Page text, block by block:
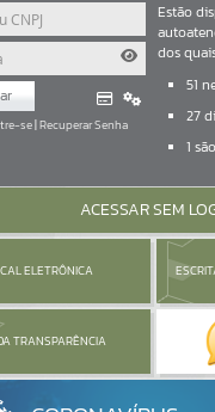
se|Recuperar Senha
Estão
dos
51
27
1
ACESSAR SEM
ELETRÔNICA
TRANSPARÊNCIA